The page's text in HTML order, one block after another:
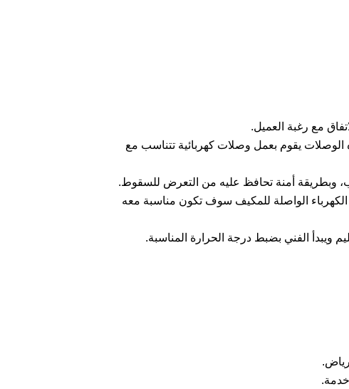
مع رغبة العميل.
الوصلات يقوم بعمل وصلات كهربائية تتناسب مع
وبطريقة أمنة تحافظ عليه من التعرض للسقوط.
الواصلة للمكيف سوف تكون مناسبة معه
ويبدأ الفني بضبط درجة الحرارة المناسبة.